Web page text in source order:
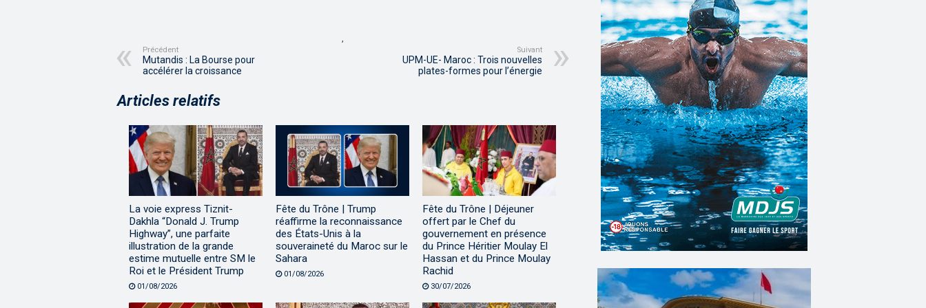
,
Précédent
Mutandis : La Bourse pour
accélérer la croissance
Suivant
UPM-UE- Maroc : Trois nouvelles
plates-formes pour l’énergie
Articles relatifs
La voie express Tiznit-
Dakhla “Donald J. Trump
Highway”, une parfaite
illustration de la grande
estime mutuelle entre SM le
Roi et le Président Trump
01/08/2026
Fête du Trône | Trump
réaffirme la reconnaissance
des États-Unis à la
souveraineté du Maroc sur le
Sahara
01/08/2026
Fête du Trône | Déjeuner
offert par le Chef du
gouvernement en présence
du Prince Héritier Moulay El
Hassan et du Prince Moulay
Rachid
30/07/2026